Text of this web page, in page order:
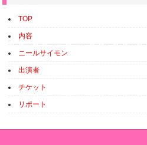
TOP
内容
ニールサイモン
出演者
チケット
リポート